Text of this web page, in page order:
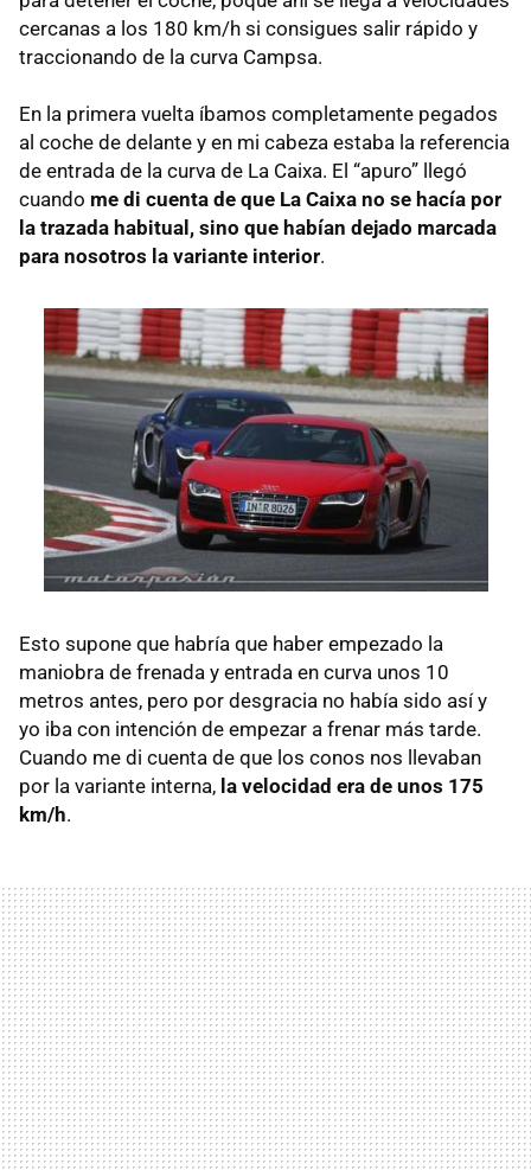
cercanas a los 180 km/h si consigues salir rápido y
traccionando de la curva Campsa.
En la primera vuelta íbamos completamente pegados
al coche de delante y en mi cabeza estaba la referencia
de entrada de la curva de La Caixa. El “apuro” llegó
cuando me di cuenta de que La Caixa no se hacía por
la trazada habitual, sino que habían dejado marcada
para nosotros la variante interior.
Esto supone que habría que haber empezado la
maniobra de frenada y entrada en curva unos 10
metros antes, pero por desgracia no había sido así y
yo iba con intención de empezar a frenar más tarde.
Cuando me di cuenta de que los conos nos llevaban
por la variante interna, la velocidad era de unos 175
km/h.